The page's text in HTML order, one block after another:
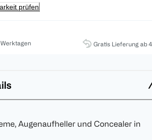
prüfen
Gratis Lieferung ab
Augenaufheller und Concealer in